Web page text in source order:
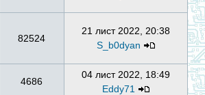
82524
21 лист 2022, 20:38
S_b0dyan
4686
04 лист 2022, 18:49
Eddy71